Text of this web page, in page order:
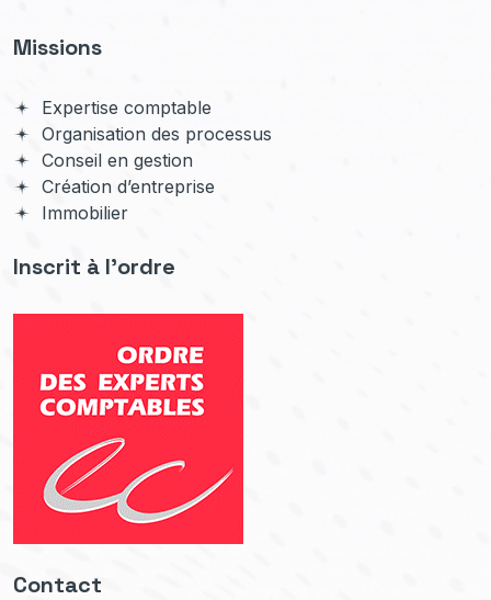
Missions
Expertise comptable
Organisation des processus
Conseil en gestion
Création d’entreprise
Immobilier
Inscrit à l'ordre
Contact